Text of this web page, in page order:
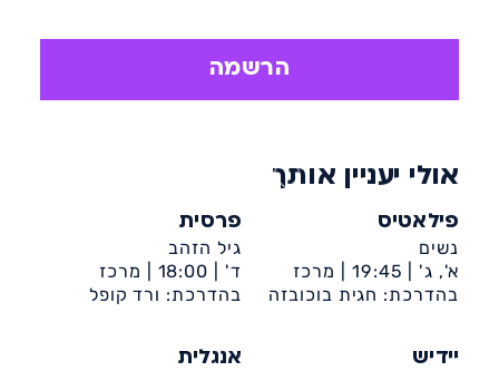
הרשמה
אולי יעניין אותך
פילאטיס
נשים
א', ג' | 19:45 |
מרכז
קהילתי קן מלכה (רובע
בהדרכת: חגית בוכובזה
פרסית
גיל הזהב
ד' | 18:00 |
מרכז
קהילתי קן מלכה (רובע
בהדרכת: ורד קופל
יידיש אנגלית